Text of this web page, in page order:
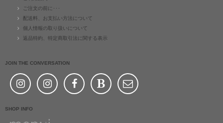
ご注文の前に･･･
配送料、お支払い方法について
個人情報の取り扱いについて
返品特約、特定商取引法に関する表示
JOIN THE CONVERSATION
SHOP INFO